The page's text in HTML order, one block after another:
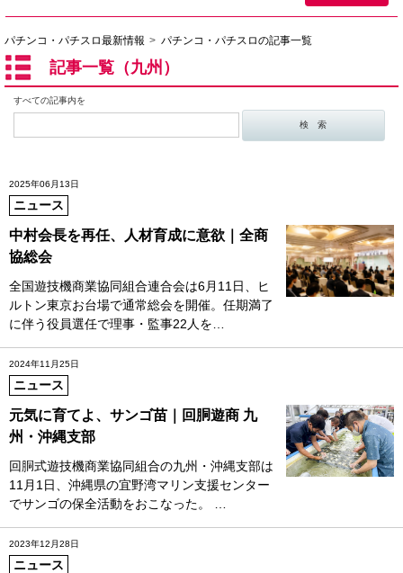
パチンコ・パチスロ最新情報 パチンコ・パチスロの記事一覧
記事一覧（九州）
すべての記事内を
2025年06月13日
ニュース
中村会長を再任、人材育成に意欲｜全商
協総会
全国遊技機商業協同組合連合会は6月11日、ヒ
ルトン東京お台場で通常総会を開催。任期満了
に伴う役員選任で理事・監事22人を…
2024年11月25日
ニュース
元気に育てよ、サンゴ苗｜回胴遊商 九
州・沖縄支部
回胴式遊技機商業協同組合の九州・沖縄支部は
11月1日、沖縄県の宜野湾マリン支援センター
でサンゴの保全活動をおこなった。 …
2023年12月28日
ニュース